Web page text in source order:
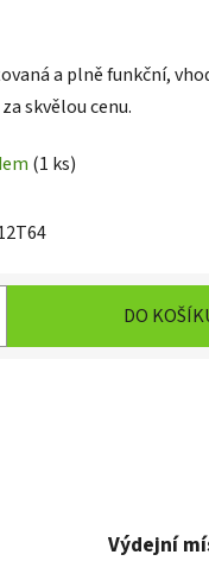
a plně funkční,
skvělou cenu.
(1 ks)
DO
Výdejní